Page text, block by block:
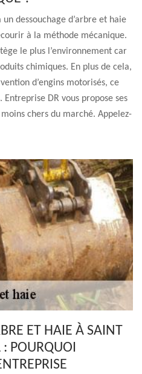
dessouchage d’arbre et haie
à la méthode mécanique.
le plus l’environnement car
chimiques. En plus de cela,
d’engins motorisés, ce
DR vous propose ses
chers du marché. Appelez-
ET HAIE À SAINT
POURQUOI